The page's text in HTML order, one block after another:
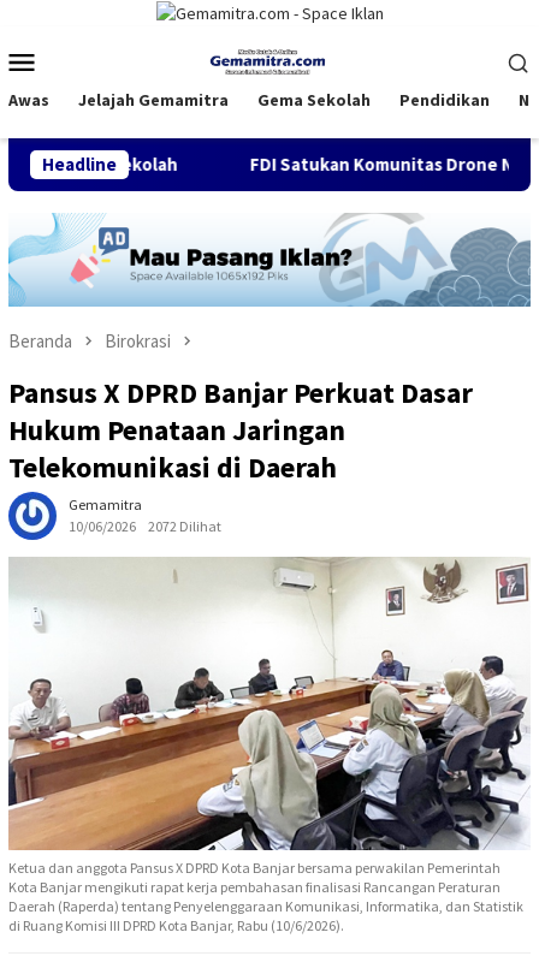
konten
Mobile
Awas Jelajah Gemamitra Gema Sekolah Pendidikan
Headline FDI Satukan Komunitas Drone Nasional, Kopdar
Beranda Birokrasi
Pansus X DPRD Banjar Perkuat Dasar
Hukum Penataan Jaringan
Telekomunikasi di Daerah
Gemamitra
10/06/2026
2072 Dilihat
Ketua dan anggota Pansus X DPRD Kota Banjar bersama perwakilan Pemerintah
Kota Banjar mengikuti rapat kerja pembahasan finalisasi Rancangan Peraturan
Daerah (Raperda) tentang Penyelenggaraan Komunikasi, Informatika, dan Statistik
di Ruang Komisi III DPRD Kota Banjar, Rabu (10/6/2026).